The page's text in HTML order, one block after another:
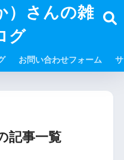
）さんの雑
グ
お問い合わせフォーム
記事一覧